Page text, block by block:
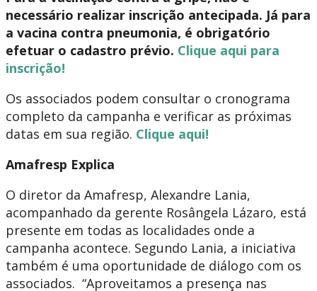
necessário realizar inscrição antecipada. Já para
a vacina contra pneumonia, é obrigatório
efetuar o cadastro prévio. Clique aqui para
inscrição!
Os associados podem consultar o cronograma
completo da campanha e verificar as próximas
datas em sua região. Clique aqui!
Amafresp Explica
O diretor da Amafresp, Alexandre Lania,
acompanhado da gerente Rosângela Lázaro, está
presente em todas as localidades onde a
campanha acontece. Segundo Lania, a iniciativa
também é uma oportunidade de diálogo com os
associados. “Aproveitamos a presença nas